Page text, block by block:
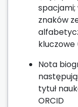
spacjami;
znaków
kluczowe
Nota
tytuł
ORCID